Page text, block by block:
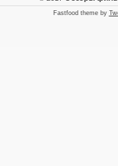
Fastfood theme by